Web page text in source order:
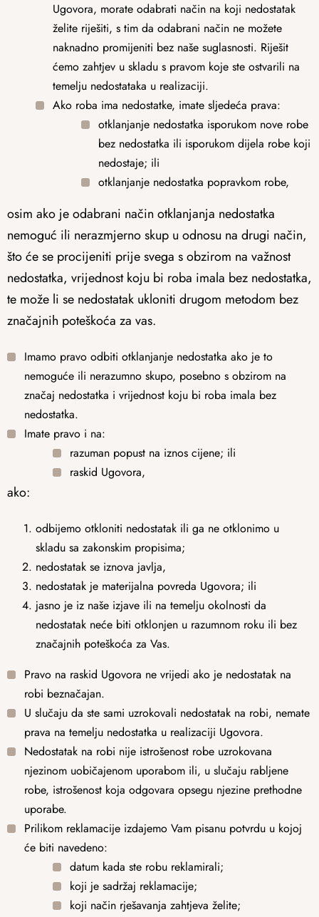
Ugovora, morate odabrati način na koji nedostatak
želite riješiti, s tim da odabrani način ne možete
naknadno promijeniti bez naše suglasnosti. Riješit
ćemo zahtjev u skladu s pravom koje ste ostvarili na
temelju nedostataka u realizaciji.
Ako roba ima nedostatke, imate sljedeća prava:
otklanjanje nedostatka isporukom nove robe
bez nedostatka ili isporukom dijela robe koji
nedostaje; ili
otklanjanje nedostatka popravkom robe,
osim ako je odabrani način otklanjanja nedostatka
nemoguć ili nerazmjerno skup u odnosu na drugi način,
što će se procijeniti prije svega s obzirom na važnost
nedostatka, vrijednost koju bi roba imala bez nedostatka,
te može li se nedostatak ukloniti drugom metodom bez
značajnih poteškoća za vas.
Imamo pravo odbiti otklanjanje nedostatka ako je to
nemoguće ili nerazumno skupo, posebno s obzirom na
značaj nedostatka i vrijednost koju bi roba imala bez
nedostatka.
Imate pravo i na:
razuman popust na iznos cijene; ili
raskid Ugovora,
ako:
odbijemo otkloniti nedostatak ili ga ne otklonimo u
skladu sa zakonskim propisima;
nedostatak se iznova javlja,
nedostatak je materijalna povreda Ugovora; ili
jasno je iz naše izjave ili na temelju okolnosti da
nedostatak neće biti otklonjen u razumnom roku ili bez
značajnih poteškoća za Vas.
Pravo na raskid Ugovora ne vrijedi ako je nedostatak na
robi beznačajan.
U slučaju da ste sami uzrokovali nedostatak na robi, nemate
prava na temelju nedostatka u realizaciji Ugovora.
Nedostatak na robi nije istrošenost robe uzrokovana
njezinom uobičajenom uporabom ili, u slučaju rabljene
robe, istrošenost koja odgovara opsegu njezine prethodne
uporabe.
Prilikom reklamacije izdajemo Vam pisanu potvrdu u kojoj
će biti navedeno:
datum kada ste robu reklamirali;
koji je sadržaj reklamacije;
koji način rješavanja zahtjeva želite;